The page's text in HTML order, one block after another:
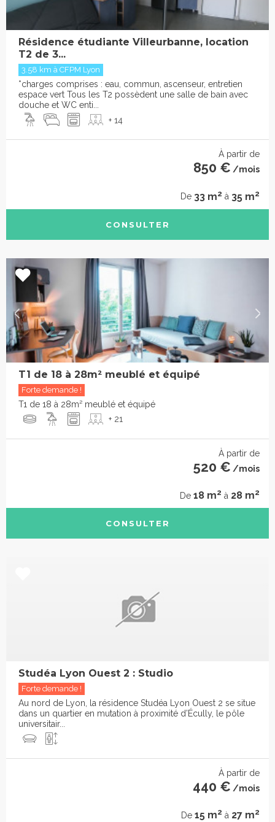
Résidence étudiante Villeurbanne, location
T2 de 3...
3.58 km à CFPM Lyon
*charges comprises : eau, commun, ascenseur, entretien
espace vert Tous les T2 possèdent une salle de bain avec
douche et WC enti...
+ 14
À partir de
850 € /mois
De 33 m2 à 35 m2
CONSULTER
T1 de 18 à 28m² meublé et équipé
Forte demande !
T1 de 18 à 28m² meublé et équipé
+ 21
À partir de
520 € /mois
De 18 m2 à 28 m2
CONSULTER
Studéa Lyon Ouest 2 : Studio
Forte demande !
Au nord de Lyon, la résidence Studéa Lyon Ouest 2 se situe
dans un quartier en mutation à proximité d’Écully, le pôle
universitair...
À partir de
440 € /mois
De 15 m2 à 27 m2